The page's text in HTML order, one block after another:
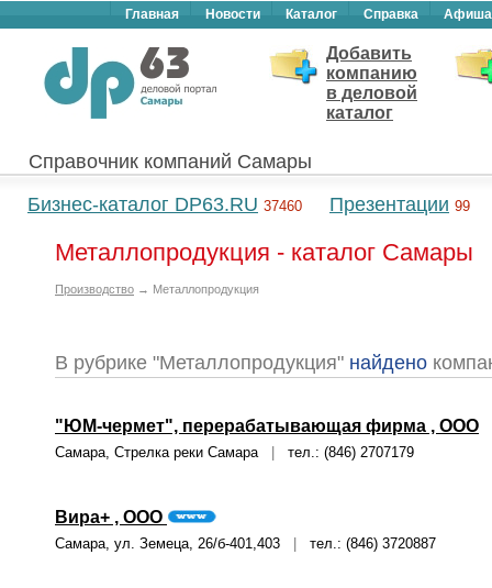
Главная Новости Каталог Справка Афиша
Добавить
компанию
в деловой
каталог
Справочник компаний Самары
Бизнес-каталог DP63.RU 37460 Презентации 99
Металлопродукция - каталог Самары
Производство → Металлопродукция
В рубрике "Металлопродукция" найдено
"ЮМ-чермет", перерабатывающая фирма , ООО
Самара, Стрелка реки Самара тел.: (846) 2707179
Вира+ , ООО
Самара, ул. Земеца, 26/б-401,403 тел.: (846) 3720887